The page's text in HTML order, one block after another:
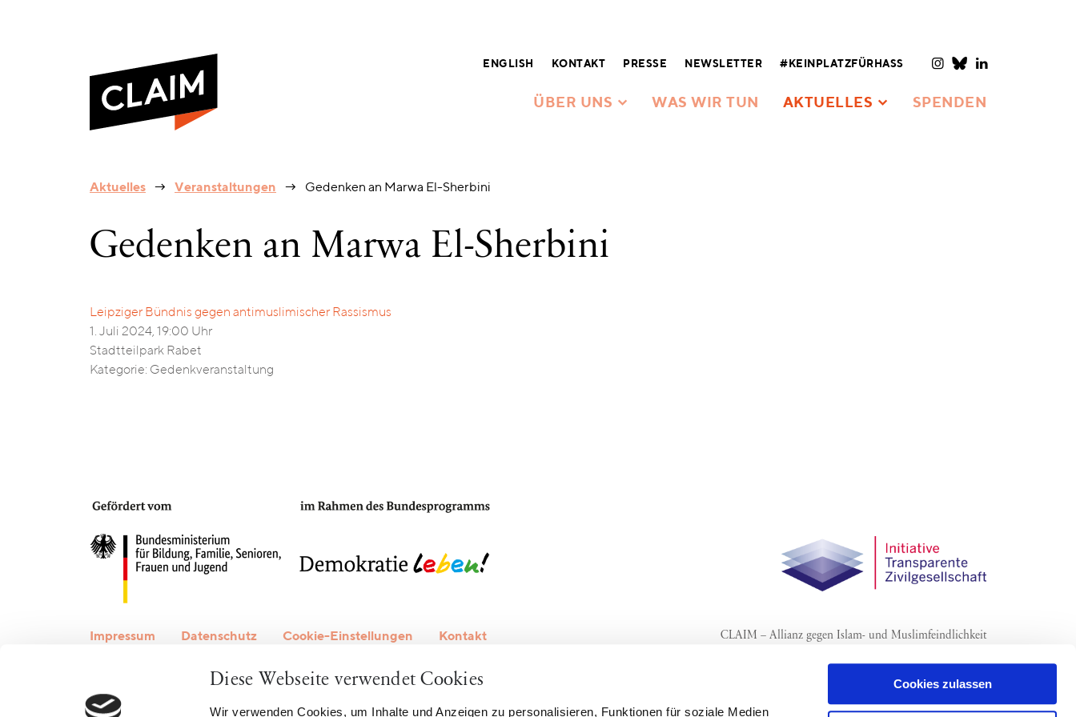
Diese Webseite verwendet Cookies
Wir verwenden Cookies, um Inhalte und Anzeigen zu personalisieren, Funktionen für soziale Medien
Cookies zulassen
ENGLISH KONTAKT PRESSE NEWSLETTER #KEINPLATZFÜRHASS
ÜBER UNS WAS WIR TUN AKTUELLES SPENDEN
Aktuelles Veranstaltungen Gedenken an Marwa El-Sherbini
Gedenken an Marwa El-Sherbini
Leipziger Bündnis gegen antimuslimischer Rassismus
1. Juli 2024, 19:00 Uhr
Stadtteilpark Rabet
Kategorie: Gedenkveranstaltung
Impressum Datenschutz Cookie-Einstellungen Kontakt CLAIM – Allianz gegen Islam- und Muslimfeindlichkeit